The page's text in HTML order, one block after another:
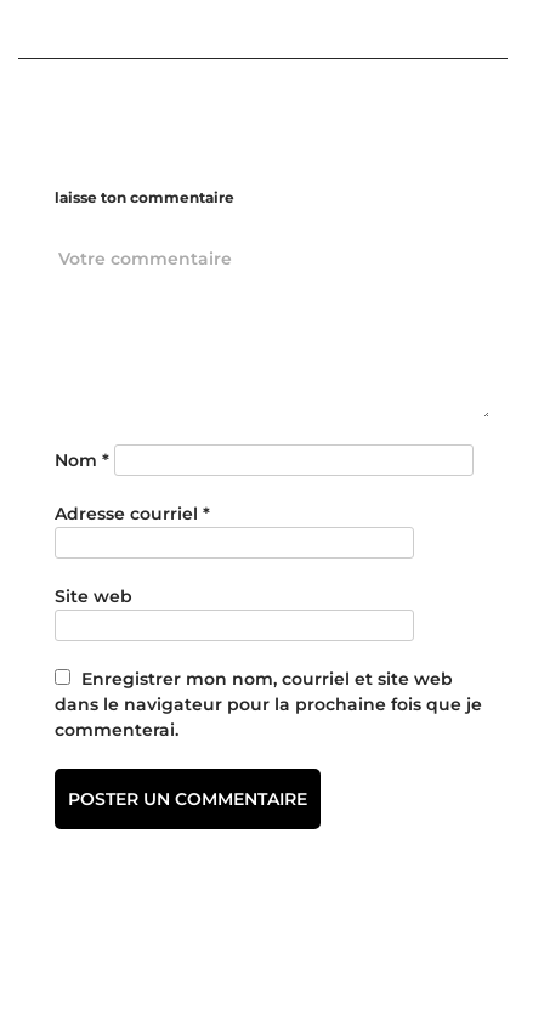
laisse ton commentaire
Nom *
Adresse courriel *
Site web
Enregistrer mon nom, courriel et site web
dans le navigateur pour la prochaine fois que je
commenterai.